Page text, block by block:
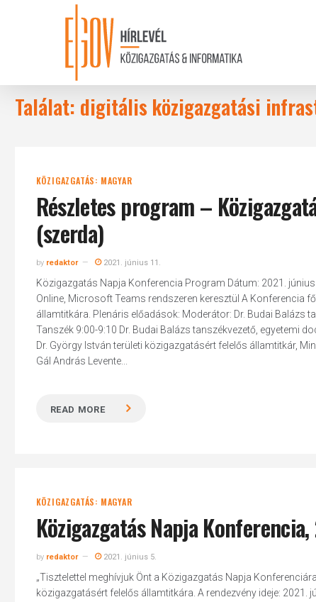
Hit enter to search or ESC to close
Találat: digitális közigazgatási
KÖZIGAZGATÁS: MAGYAR
Részletes program –
(szerda)
by redaktor 2021. június 11.
Közigazgatás Napja Konferencia Program Dátum: 2021.
Online, Microsoft Teams rendszeren keresztül A Konferencia
államtitkára. Plenáris előadások: Moderátor: Dr. Budai Balázs
Tanszék 9:00-9:10 Dr. Budai Balázs tanszékvezető, egyetemi
Dr. György István területi közigazgatásért felelős államtitkár,
Gál András Levente...
READ MORE
KÖZIGAZGATÁS: MAGYAR
Közigazgatás Napja
by redaktor 2021. június 5.
„Tisztelettel meghívjuk Önt a Közigazgatás Napja
közigazgatásért felelős államtitkára. A rendezvény ideje: